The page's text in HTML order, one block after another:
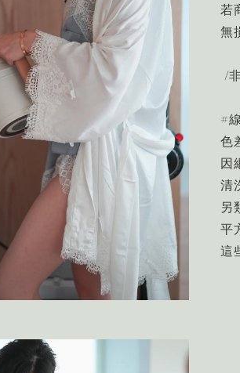
若
無
/
#
色
因
清
另
平
這